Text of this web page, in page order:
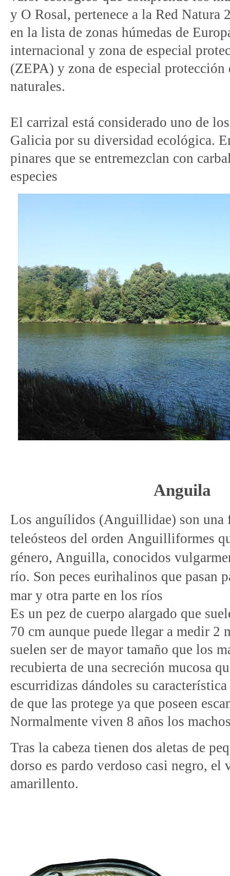
y O Rosal, pertenece a la Red Natura
en la lista de zonas húmedas de
internacional y zona de especial
(ZEPA) y zona de especial protección
naturales.
El carrizal está considerado uno de
Galicia por su diversidad ecológica.
pinares que se entremezclan con
especies
Anguila
Los anguílidos (Anguillidae) son una
teleósteos del orden Anguilliformes
género, Anguilla, conocidos
río. Son peces eurihalinos que pasan
mar y otra parte en los ríos
Es un pez de cuerpo alargado que
70 cm aunque puede llegar a medir 2
suelen ser de mayor tamaño que los
recubierta de una secreción mucosa
escurridizas dándoles su
de que las protege ya que poseen
Normalmente viven 8 años los
Tras la cabeza tienen dos aletas de
dorso es pardo verdoso casi negro, el
amarillento.